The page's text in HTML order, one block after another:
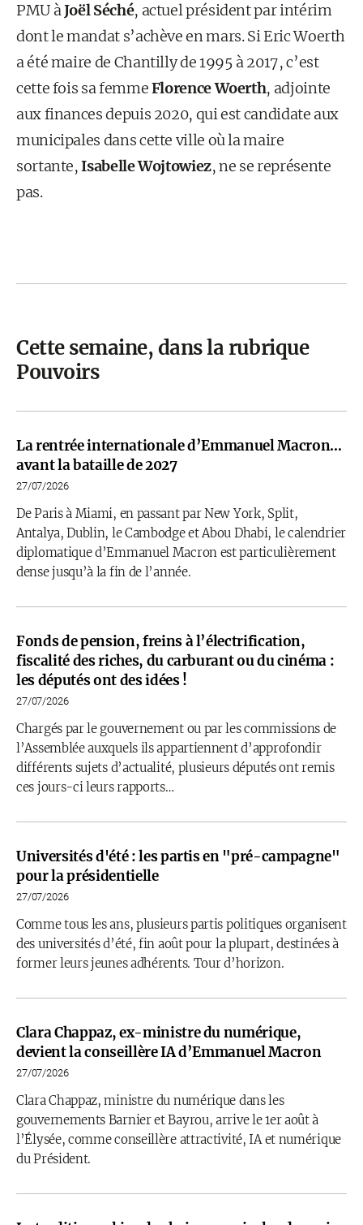
PMU àJoël Séché, actuel président par intérim
dont le mandat s’achève en mars. Si Eric Woerth
a été maire de Chantilly de 1995 à 2017, c’est
cette fois sa femmeFlorence Woerth, adjointe
aux finances depuis 2020, qui est candidate aux
municipales dans cette ville où la maire
sortante,Isabelle Wojtowiez, ne se représente
pas.
Cette semaine, dans la rubrique
Pouvoirs
La rentrée internationale d’Emmanuel Macron…
avant la bataille de 2027
27/07/2026
De Paris à Miami, en passant par New York, Split,
Antalya, Dublin, le Cambodge et Abou Dhabi, le calendrier
diplomatique d’Emmanuel Macron est particulièrement
dense jusqu’à la fin de l’année.
Fonds de pension, freins à l’électrification,
fiscalité des riches, du carburant ou du cinéma :
les députés ont des idées !
27/07/2026
Chargés par le gouvernement ou par les commissions de
l’Assemblée auxquels ils appartiennent d’approfondir
différents sujets d’actualité, plusieurs députés ont remis
ces jours-ci leurs rapports…
Universités d'été : les partis en "pré-campagne"
pour la présidentielle
27/07/2026
Comme tous les ans, plusieurs partis politiques organisent
des universités d’été, fin août pour la plupart, destinées à
former leurs jeunes adhérents. Tour d’horizon.
Clara Chappaz, ex-ministre du numérique,
devient la conseillère IA d’Emmanuel Macron
27/07/2026
Clara Chappaz, ministre du numérique dans les
gouvernements Barnier et Bayrou, arrive le 1er août à
l’Élysée, comme conseillère attractivité, IA et numérique
du Président.